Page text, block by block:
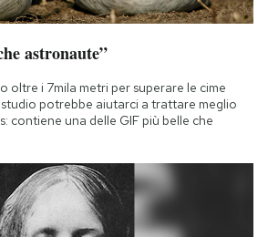
astronaute”
oltre i 7mila metri per superare le cime
potrebbe aiutarci a trattare meglio
contiene una delle GIF più belle che